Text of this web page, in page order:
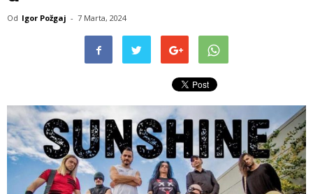
Od Igor Požgaj - 7 Marta, 2024